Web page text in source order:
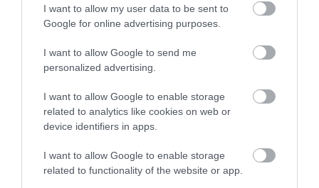
I want to allow my user data to be sent to
Google for online advertising purposes.
I want to allow Google to send me
personalized advertising.
I want to allow Google to enable storage
related to analytics like cookies on web or
device identifiers in apps.
I want to allow Google to enable storage
related to functionality of the website or app.
HETI BÖLCSESSÉG
"Az ember, aki a tengert nézi, szerelemtől
sújtott gyerek." Jean-Michel Maulpoix